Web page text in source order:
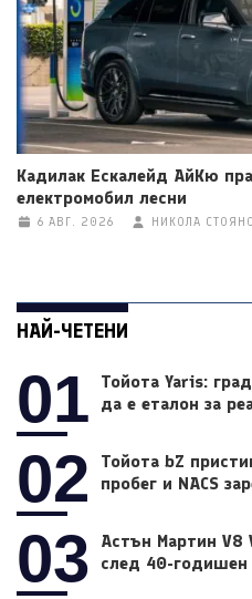
Кадилак Ескалейд АйКю
електромобил лесни
6 АВГ. 2026 НИКОЛА
НАЙ-ЧЕТЕНИ
01
Тойота Yaris:
да е еталон за
02
Тойота bZ
пробег и NACS
03
Астън Мартин V8
след 40-годишен